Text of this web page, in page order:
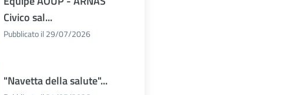
Civico sal...
Pubblicato il 29/07/2026
"Navetta della salute"...